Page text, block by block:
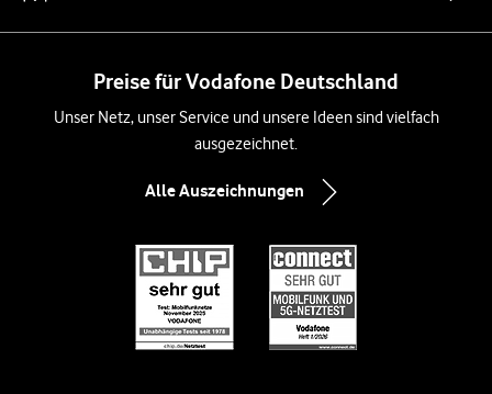
Preise für Vodafone Deutschland
Unser Netz, unser Service und unsere Ideen sind vielfach
ausgezeichnet.
Alle Auszeichnungen